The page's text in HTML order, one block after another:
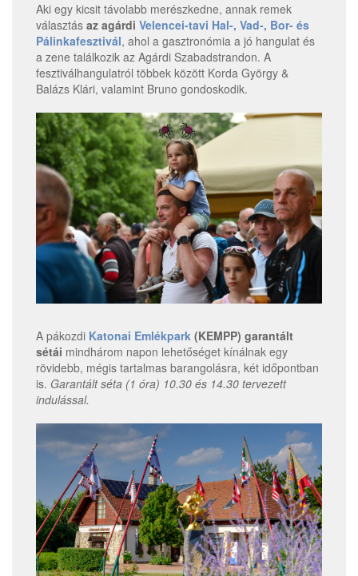
Aki egy kicsit távolabb merészkedne, annak remek
választás az agárdi Velencei-tavi Hal-, Vad-, Bor- és
Pálinkafesztivál, ahol a gasztronómia a jó hangulat és
a zene találkozik az Agárdi Szabadstrandon. A
fesztiválhangulatról többek között Korda György &
Balázs Klári, valamint Bruno gondoskodik.
A pákozdi Katonai Emlékpark (KEMPP) garantált
sétái mindhárom napon lehetőséget kínálnak egy
rövidebb, mégis tartalmas barangolásra, két időpontban
is. Garantált séta (1 óra) 10.30 és 14.30 tervezett
indulással.